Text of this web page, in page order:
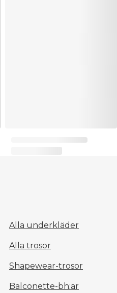
Alla underkläder
Alla trosor
Shapewear-trosor
Balconette-bh:ar